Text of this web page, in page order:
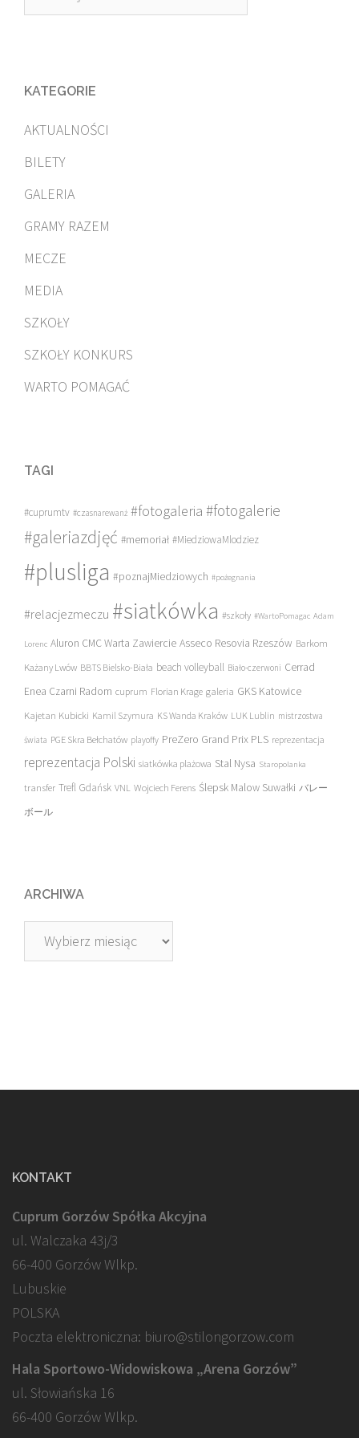
KATEGORIE
AKTUALNOŚCI
BILETY
GALERIA
GRAMY RAZEM
MECZE
MEDIA
SZKOŁY
SZKOŁY KONKURS
WARTO POMAGAĆ
TAGI
#cuprumtv #czasnarewanż #fotogaleria #fotogalerie
#galeriazdjęć #memoriał #MiedziowaMlodziez
#plusliga #poznajMiedziowych #pożegnania
#relacjezmeczu #siatkówka #szkoły #WartoPomagac Adam
Lorenc Aluron CMC Warta Zawiercie Asseco Resovia Rzeszów Barkom
Każany Lwów BBTS Bielsko-Biała beach volleyball Biało-czerwoni Cerrad
Enea Czarni Radom cuprum Florian Krage galeria GKS Katowice
Kajetan Kubicki Kamil Szymura KS Wanda Kraków LUK Lublin mistrzostwa
świata PGE Skra Bełchatów playoffy PreZero Grand Prix PLS reprezentacja
reprezentacja Polski siatkówka plażowa Stal Nysa Staropolanka
transfer Trefl Gdańsk VNL Wojciech Ferens Ślepsk Malow Suwałki バレー
ボール
ARCHIWA
Archiwa
KONTAKT
Cuprum Gorzów Spółka Akcyjna
ul. Walczaka 43j/3
66-400 Gorzów Wlkp.
Lubuskie
POLSKA
Poczta elektroniczna: biuro@stilongorzow.com
Hala Sportowo-Widowiskowa „Arena Gorzów”
ul. Słowiańska 16
66-400 Gorzów Wlkp.